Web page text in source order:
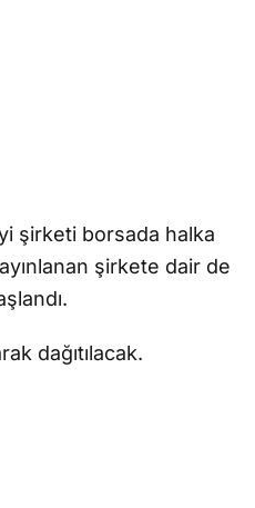
şirketi borsada halka
şirkete dair de
dağıtılacak.